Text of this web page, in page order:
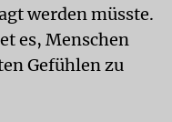
werden müsste.
es, Menschen
Gefühlen zu